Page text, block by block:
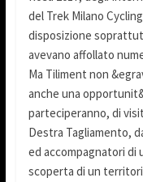
del Trek Milano
disposizione
avevano affollato
Ma Tiliment non
anche una
parteciperanno, di
Destra Tagliamento,
ed accompagnatori di
scoperta di un